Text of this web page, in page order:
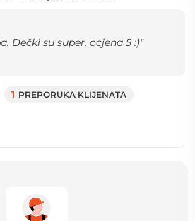
Dečki su super, ocjena 5 :)"
1 PREPORUKA KLIJENATA